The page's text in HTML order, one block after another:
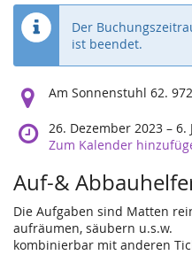
Der
ist beendet.
Wo
diese
Veranstaltung
Am Sonnenstuhl 62.
Wann
findet
Veranstaltung
statt?
26. Dezember 2023 – 6.
Zum Kalender
Auf-&
Die Aufgaben sind Matten
aufräumen, säubern u.s.w.
kombinierbar mit anderen